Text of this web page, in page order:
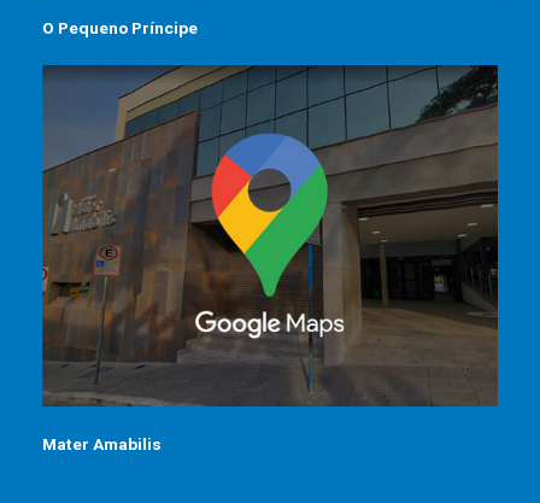
O Pequeno Príncipe
Mater Amabilis